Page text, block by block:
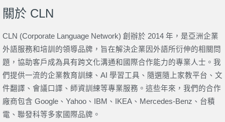
關於 CLN
CLN (Corporate Language Network) 創辦於 2014 年，是亞洲企業
外語服務和培訓的領導品牌，旨在解決企業因外語所衍伸的相關問
題，協助客戶成為具有跨文化溝通和國際合作能力的專業人士。我
們提供一流的企業教育訓練、AI 學習工具、隨選隨上家教平台、文
件翻譯、會議口譯、師資訓練等專業服務。這些年來，我們的合作
廠商包含 Google、Yahoo、IBM、IKEA、Mercedes-Benz、台積
電、聯發科等多家國際品牌。